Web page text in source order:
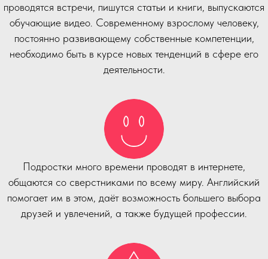
проводятся встречи, пишутся статьи и книги, выпускаются
обучающие видео. Современному взрослому человеку,
постоянно развивающему собственные компетенции,
необходимо быть в курсе новых тенденций в сфере его
деятельности.
Подростки много времени проводят в интернете,
общаются со сверстниками по всему миру. Английский
помогает им в этом, даёт возможность большего выбора
друзей и увлечений, а также будущей профессии.